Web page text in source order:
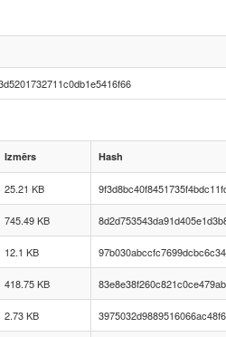
Izmērs Hash
25.21 KB
745.49 KB
12.1 KB
418.75 KB
2.73 KB